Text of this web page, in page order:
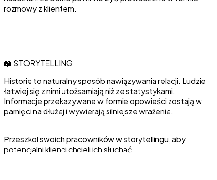
rozmowy z klientem.
📖 STORYTELLING
Historie to naturalny sposób nawiązywania relacji. Ludzie
łatwiej się z nimi utożsamiają niż ze statystykami.
Informacje przekazywane w formie opowieści zostają w
pamięci na dłużej i wywierają silniejsze wrażenie.
Przeszkol swoich pracowników w storytellingu, aby
potencjalni klienci chcieli ich słuchać.